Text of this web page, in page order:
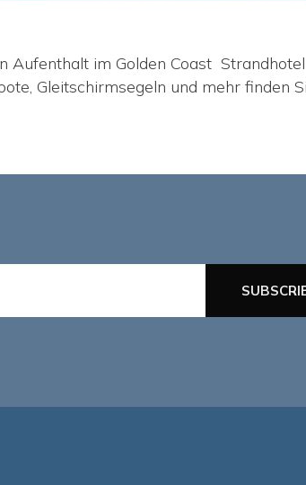
im Golden Coast
Gleitschirmsegeln und mehr finden